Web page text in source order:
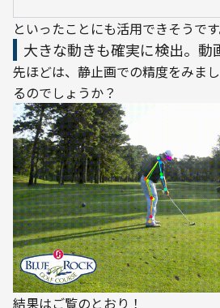
といったことにも活用できそうです
大きな動きも確実に検出。動
先ほどは、静止画での精度をみま
るのでしょうか？
結果はご覧のとおり！